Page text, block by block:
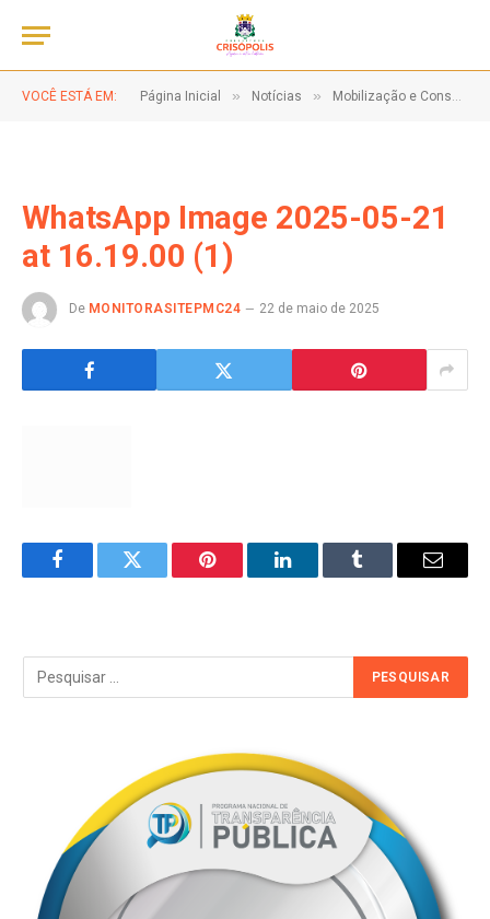
VOCÊ ESTÁ EM: Página Inicial » Notícias » Mobilização e Conscientização Marcam Ação do 18 de Maio em Crisópolis!
WhatsApp Image 2025-05-21
at 16.19.00 (1)
De MONITORASITEPMC24 22 de maio de 2025
FacebookTwitter Pinterest LinkedInTumblr Email